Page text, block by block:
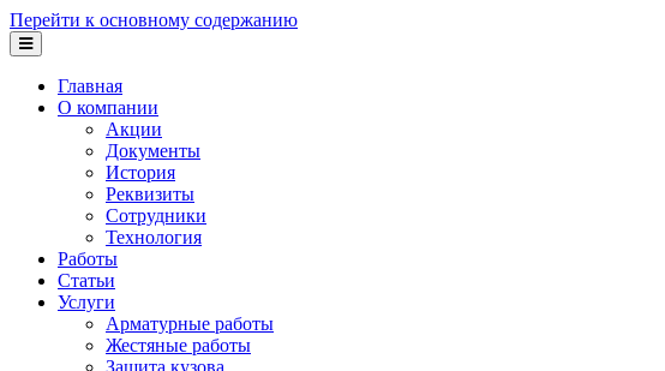
Перейти к основному содержанию
Главная
О компании
Акции
Документы
История
Реквизиты
Сотрудники
Технология
Работы
Статьи
Услуги
Арматурные работы
Жестяные работы
Защита кузова